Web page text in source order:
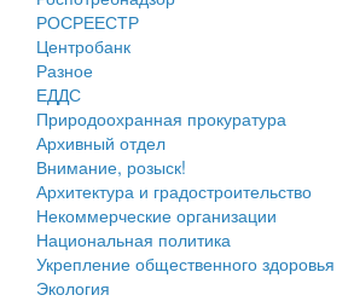
Городское поселение
Сельские поселения
РОСРЕЕСТР
Центробанк
Разное
ЕДДС
Природоохранная прокуратура
Архивный отдел
Внимание, розыск!
Архитектура и градостроительство
Некоммерческие организации
Национальная политика
Укрепление общественного здоровья
Экология